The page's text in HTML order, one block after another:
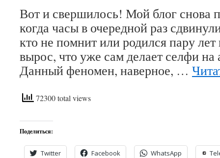
Вот и свершилось! Мой блог снова
когда часы в очередной раз
кто не помнит или родился пару лет
вырос, что уже сам делает селфи на
Данный феномен, наверное, …
72300 total views
Поделиться:
Twitter Facebook WhatsApp